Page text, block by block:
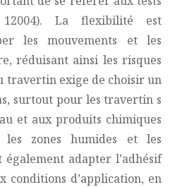
12004). La flexibilité est
les mouvements et les
réduisant ainsi les risques
travertin exige de choisir un
surtout pour lestravertin s
et aux produits chimiques
les zones humides et les
également adapter l’adhésif
conditions d’application, en